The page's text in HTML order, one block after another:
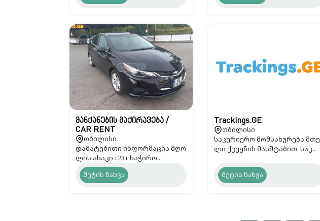
მანქანების გაქირავება /
CAR RENT
თბილისი
დამატებითი ინფორმაცია მღო
ლის ასაკი : 23+ საჭირო...
მეტის ნახვა
Trackings.GE
თბილისი
საკურიერო მომსახურება მთე
ლი ქვეყნის მასშტაბით. საკ...
მეტის ნახვა